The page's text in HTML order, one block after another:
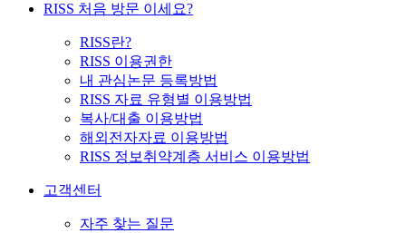
RISS 처음 방문 이세요?
RISS란?
RISS 이용권한
내 관심논문 등록방법
RISS 자료 유형별 이용방법
복사/대출 이용방법
해외전자자료 이용방법
RISS 정보취약계층 서비스 이용방법
고객센터
자주 찾는 질문